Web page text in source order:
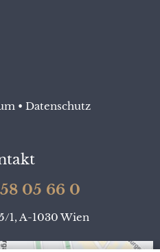
• Datenschutz
05 66 0
1, A-1030 Wien